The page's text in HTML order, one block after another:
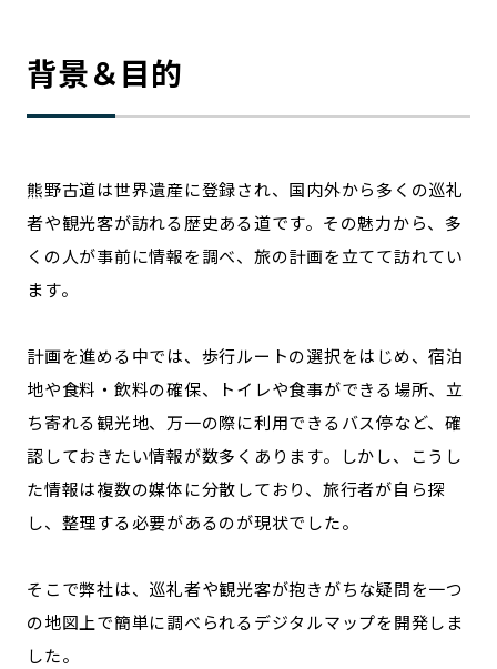
記事ライター
背景＆目的
熊野古道は世界遺産に登録され、国内外から多くの巡礼
者や観光客が訪れる歴史ある道です。その魅力から、多
くの人が事前に情報を調べ、旅の計画を立てて訪れてい
ます。
計画を進める中では、歩行ルートの選択をはじめ、宿泊
地や食料・飲料の確保、トイレや食事ができる場所、立
ち寄れる観光地、万一の際に利用できるバス停など、確
認しておきたい情報が数多くあります。しかし、こうし
た情報は複数の媒体に分散しており、旅行者が自ら探
し、整理する必要があるのが現状でした。
そこで弊社は、巡礼者や観光客が抱きがちな疑問を一つ
の地図上で簡単に調べられるデジタルマップを開発しま
した。